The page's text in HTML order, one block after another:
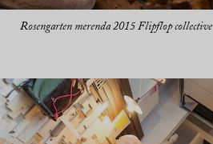
Rosengarten merenda 2015 Flipflop collective